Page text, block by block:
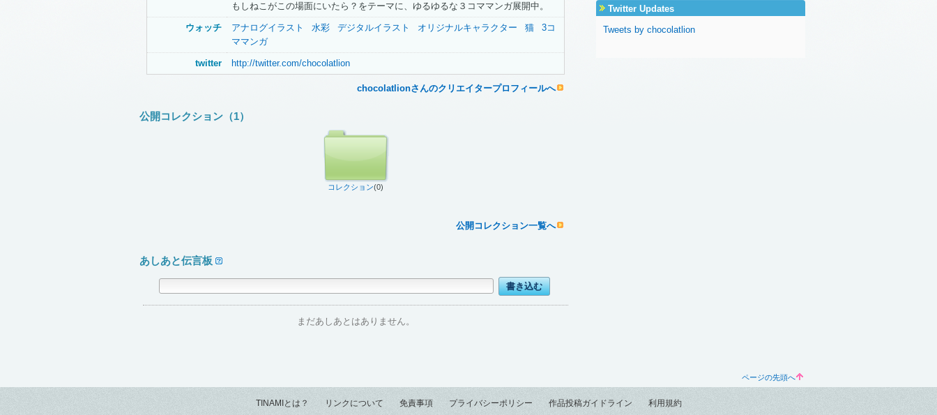
もしねこがこの場面にいたら？をテーマに、ゆるゆるな３コママンガ展開中。
ウォッチ アナログイラスト 水彩 デジタルイラスト オリジナルキャラクター 猫
3コ
ママンガ
twitter http://twitter.com/chocolatlion
chocolatlionさんのクリエイタープロフィールへ
公開コレクション（1）
コレクション(0)
公開コレクション一覧へ
あしあと伝言板
まだあしあとはありません。
Twitter Updates
Tweets by chocolatlion
ページの先頭へ
TINAMIとは？ リンクについて 免責事項 プライバシーポリシー 作品投稿ガイドライン 利用規約